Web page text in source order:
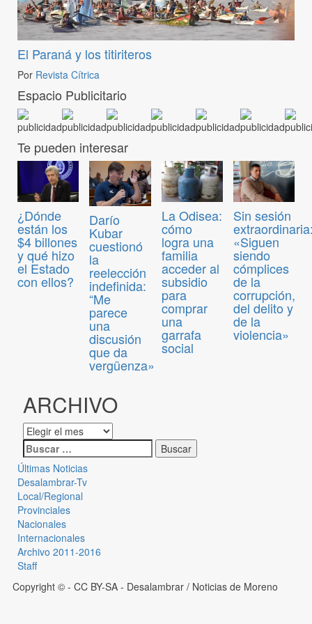
El Paraná y los titiriteros
Por Revista Cítrica
Espacio Publicitario
Te pueden interesar
¿Dónde
están los
$4 billones
y qué hizo
el Estado
con ellos?
Darío
Kubar
cuestionó
la
reelección
indefinida:
“Me
parece
una
discusión
que da
vergüenza»
La Odisea:
cómo
logra una
familia
acceder al
subsidio
para
comprar
una
garrafa
social
Sin sesión
«Siguen
siendo
cómplices
de la
corrupción,
del delito y
de la
violencia»
ARCHIVO
Últimas Noticias
Desalambrar-Tv
Local/Regional
Provinciales
Nacionales
Internacionales
Archivo 2011-2016
Staff
Copyright © - CC BY-SA - Desalambrar / Noticias de Moreno